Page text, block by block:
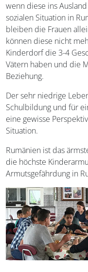
wenn diese ins
sozialen Situation in
bleiben die Frauen
können diese nicht
Kinderdorf die 3-4
Vätern haben und die
Beziehung.
Der sehr niedrige
Schulbildung und für
eine gewisse
Situation.
Rumänien ist das
die höchste
Armutsgefährdung in